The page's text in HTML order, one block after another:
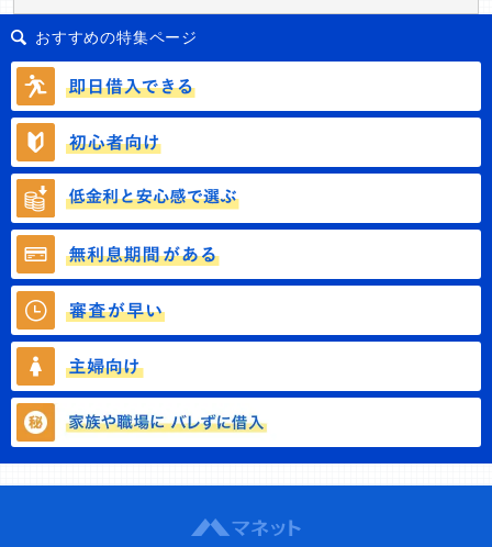
おすすめの特集ページ